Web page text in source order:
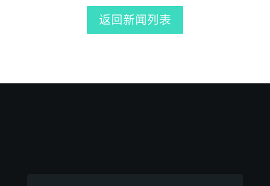
返回新闻列表